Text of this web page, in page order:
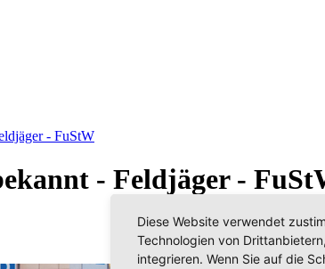
- FuStW
- Feldjäger -
Diese Website verwendet
Technologien von
integrieren. Wenn Sie auf die